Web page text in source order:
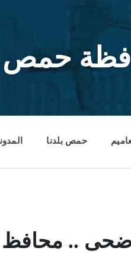
حمص
حمص بلدنا
..